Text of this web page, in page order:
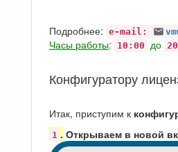
Подробнее: e-mail:
Часы работы: 10:00 до
Конфигуратору
Итак, приступим к
1 . Открываем в новой